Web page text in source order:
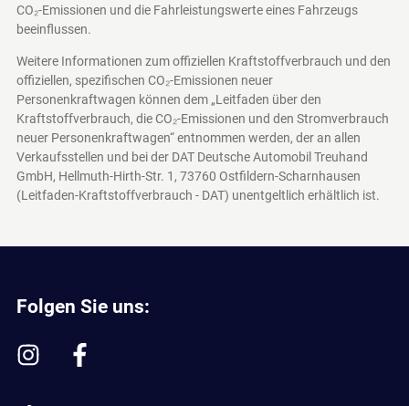
CO₂-Emissionen und die Fahrleistungswerte eines Fahrzeugs
beeinflussen.
Weitere Informationen zum offiziellen Kraftstoffverbrauch und den
offiziellen, spezifischen CO₂-Emissionen neuer
Personenkraftwagen können dem „Leitfaden über den
Kraftstoffverbrauch, die CO₂-Emissionen und den Stromverbrauch
neuer Personenkraftwagen“ entnommen werden, der an allen
Verkaufsstellen und bei der DAT Deutsche Automobil Treuhand
GmbH, Hellmuth-Hirth-Str. 1, 73760 Ostfildern-Scharnhausen
(Leitfaden-Kraftstoffverbrauch - DAT) unentgeltlich erhältlich ist.
Folgen Sie uns: